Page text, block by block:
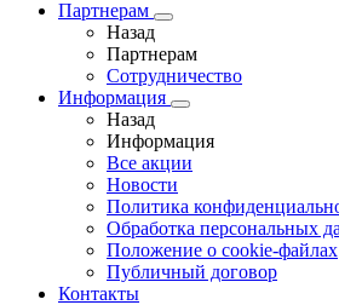
Партнерам
Назад
Партнерам
Сотрудничество
Информация
Назад
Информация
Все акции
Новости
Политика
Обработка персональных
Положение о cookie-файлах
Публичный договор
Контакты